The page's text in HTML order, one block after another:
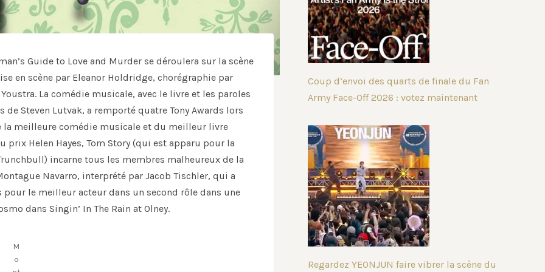
Guide to Love and Murder se déroulera sur la scène
en scène par Eleanor Holdridge, chorégraphie par
La comédie musicale, avec le livre et les paroles
Steven Lutvak, a remporté quatre Tony Awards lors
meilleure comédie musicale et du meilleur livre
prix Helen Hayes, Tom Story (qui est apparu pour la
incarne tous les membres malheureux de la
Navarro, interprété par Jacob Tischler, qui a
le meilleur acteur dans un second rôle dans une
dans Singin’ In The Rain at Olney.
M
o
Coup d’envoi des quarts de finale du Fan
Army Face-Off 2026 : votez maintenant
Regardez YEONJUN faire vibrer la scène du